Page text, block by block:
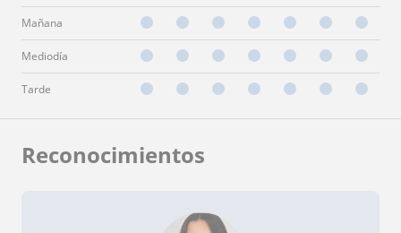
Mañana
Mediodía
Tarde
Reconocimientos